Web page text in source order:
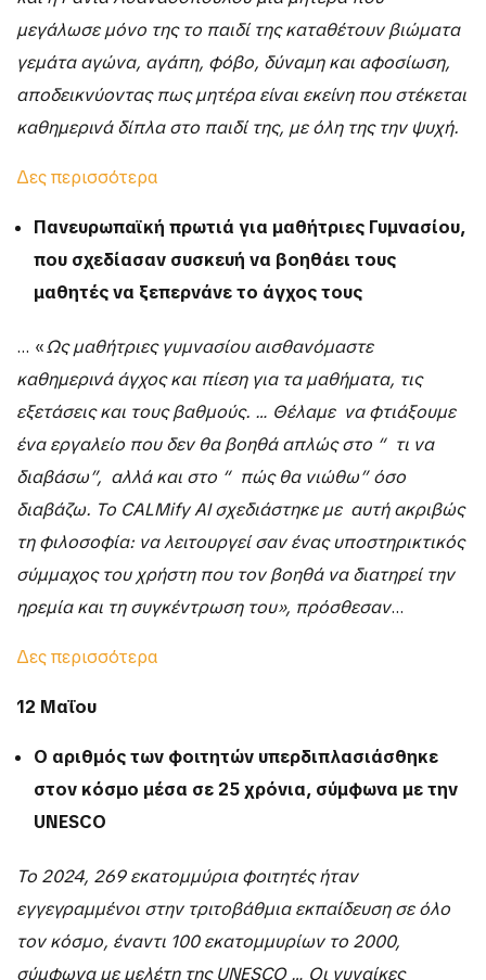
μεγάλωσε μόνο της το παιδί της καταθέτουν βιώματα
γεμάτα αγώνα, αγάπη, φόβο, δύναμη και αφοσίωση,
αποδεικνύοντας πως μητέρα είναι εκείνη που στέκεται
καθημερινά δίπλα στο παιδί της, με όλη της την ψυχή.
Δες περισσότερα
Πανευρωπαϊκή πρωτιά για μαθήτριες Γυμνασίου,
που σχεδίασαν συσκευή να βοηθάει τους
μαθητές να ξεπερνάνε το άγχος τους
… «Ως μαθήτριες γυμνασίου αισθανόμαστε
καθημερινά άγχος και πίεση για τα μαθήματα, τις
εξετάσεις και τους βαθμούς. … Θέλαμε να φτιάξουμε
ένα εργαλείο που δεν θα βοηθά απλώς στο “ τι να
διαβάσω”, αλλά και στο “ πώς θα νιώθω” όσο
διαβάζω. Το CALMify AI σχεδιάστηκε με αυτή ακριβώς
τη φιλοσοφία: να λειτουργεί σαν ένας υποστηρικτικός
σύμμαχος του χρήστη που τον βοηθά να διατηρεί την
ηρεμία και τη συγκέντρωση του», πρόσθεσαν…
Δες περισσότερα
12 Μαΐου
Ο αριθμός των φοιτητών υπερδιπλασιάσθηκε
στον κόσμο μέσα σε 25 χρόνια, σύμφωνα με την
UNESCO
Το 2024, 269 εκατομμύρια φοιτητές ήταν
εγγεγραμμένοι στην τριτοβάθμια εκπαίδευση σε όλο
τον κόσμο, έναντι 100 εκατομμυρίων το 2000,
σύμφωνα με μελέτη της UNESCO … Οι γυναίκες